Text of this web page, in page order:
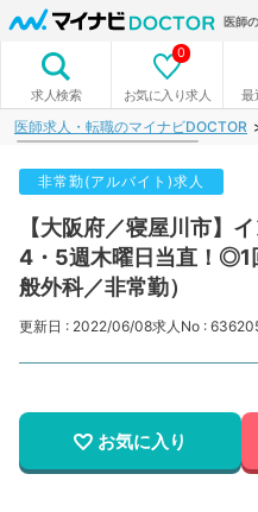
医師
求人検索 お気に入り求人
0
最
医師求人・転職のマイナビDOCTOR
非常勤(アルバイト)求人
【大阪府／寝屋川市】
4・5週木曜日当直！◎1
般外科／非常勤）
更新日 : 2022/06/08求人No :
お気に入り